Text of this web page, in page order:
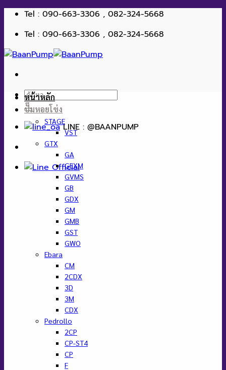
ข้าม
เนื้อหา
Tel : 090-663-3306 , 082-324-5668
Tel : 090-663-3306 , 082-324-5668
ค้นหา:
LINE : @BAANPUMP
หน้าหลัก
ปั๊มหอยโข่ง
STAGE
VST
GTX
GA
GEXM
GVMS
GB
GDX
GM
GMB
GST
GWO
Ebara
CM
2CDX
3D
3M
CDX
Pedrollo
2CP
CP-ST4
CP
F